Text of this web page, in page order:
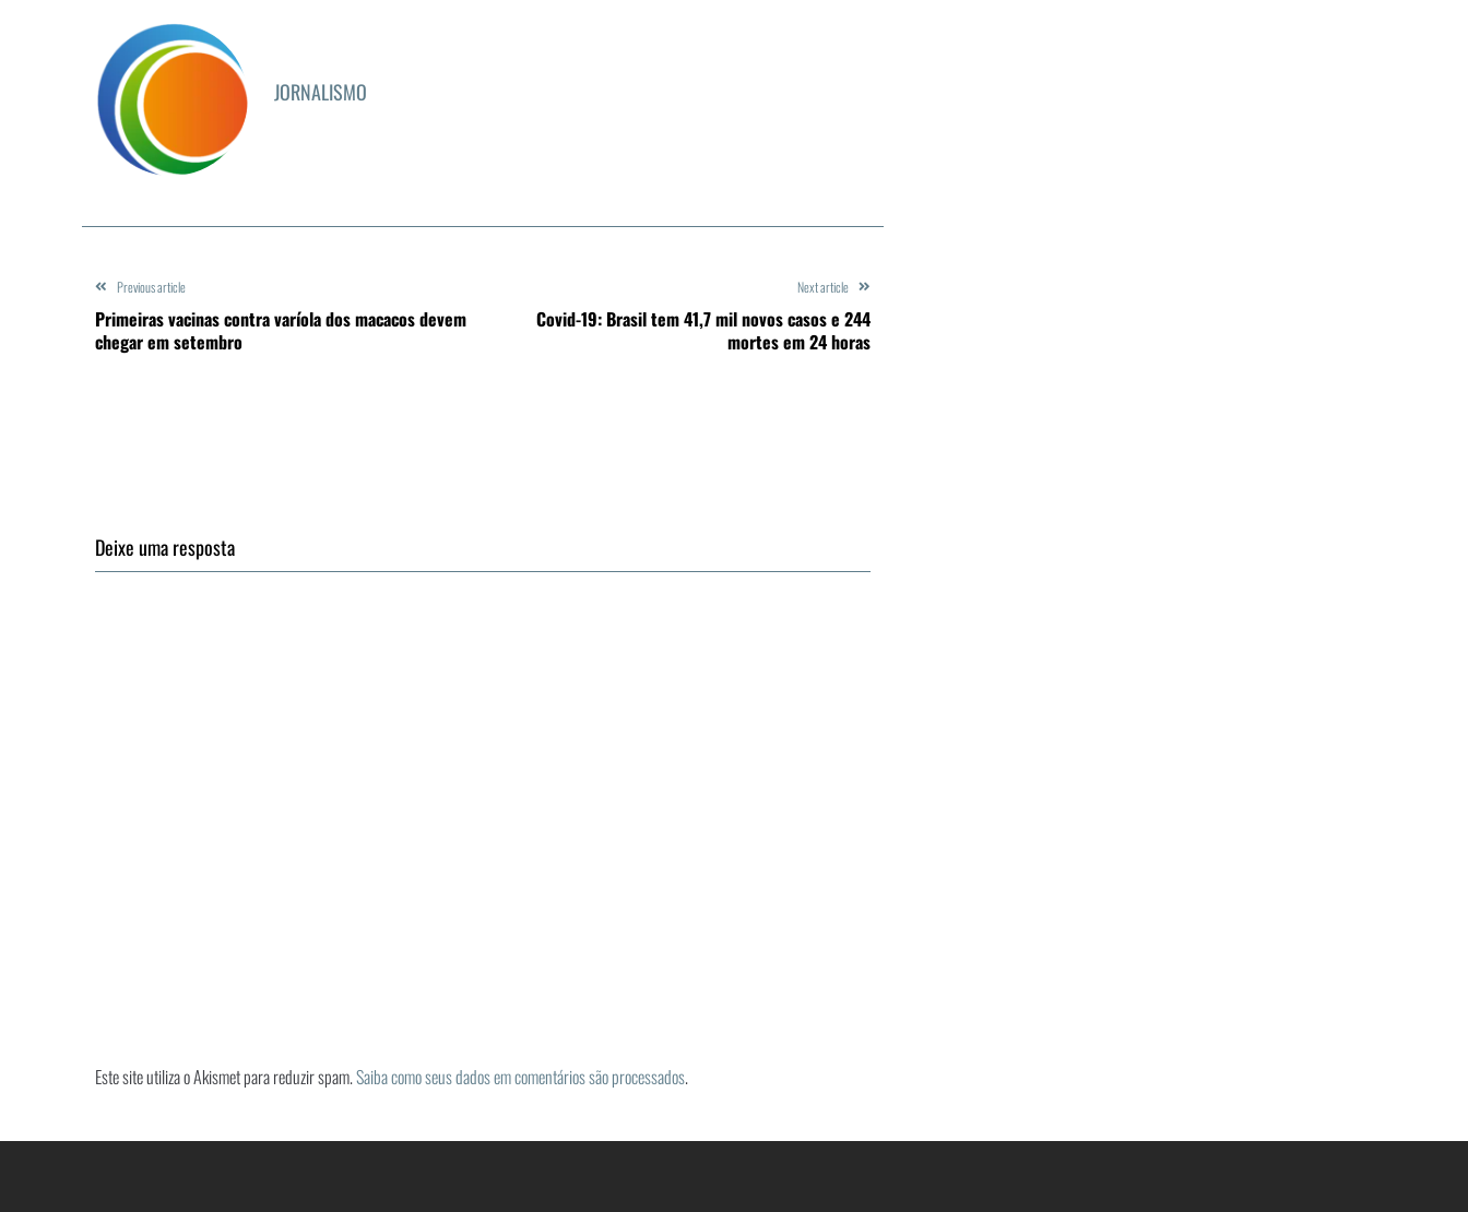
JORNALISMO
Previous article
Primeiras vacinas contra varíola dos macacos devem
chegar em setembro
Next article
Covid-19: Brasil tem 41,7 mil novos casos e 244
mortes em 24 horas
Deixe uma resposta
Este site utiliza o Akismet para reduzir spam.Saiba como seus dados em comentários são processados.